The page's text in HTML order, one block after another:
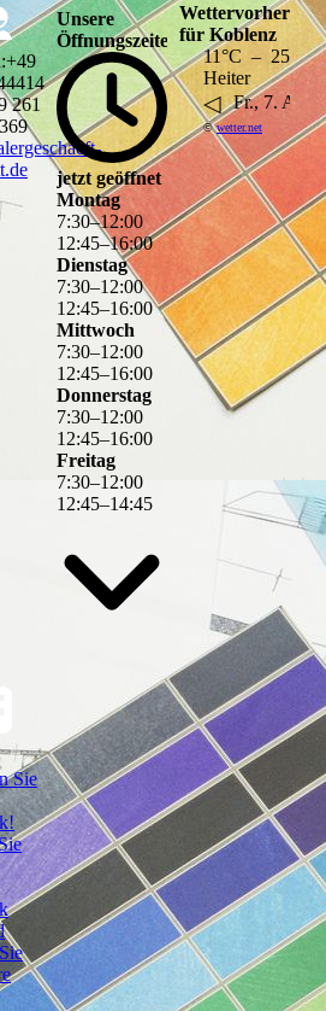
261
Unsere
Öffnungszeiten
jetzt geöffnet
Montag
7:30–12:00
12:45–16:00
Dienstag
7:30–12:00
12:45–16:00
Mittwoch
7:30–12:00
12:45–16:00
Donnerstag
7:30–12:00
12:45–16:00
Freitag
7:30–12:00
12:45–14:45
Wettervorhersage
für Koblenz
11°C – 25°C
Heiter
◁ Fr., 7. Aug..
©wetter.net
Sie